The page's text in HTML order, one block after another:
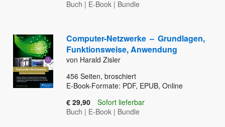
Buch | E-Book | Bundle
Computer-Netzwerke – Grundlagen,
Funktionsweise, Anwendung
von Harald Zisler
456 Seiten, broschiert
E-Book-Formate: PDF, EPUB, Online
€ 29,90
Sofort lieferbar
Buch | E-Book | Bundle